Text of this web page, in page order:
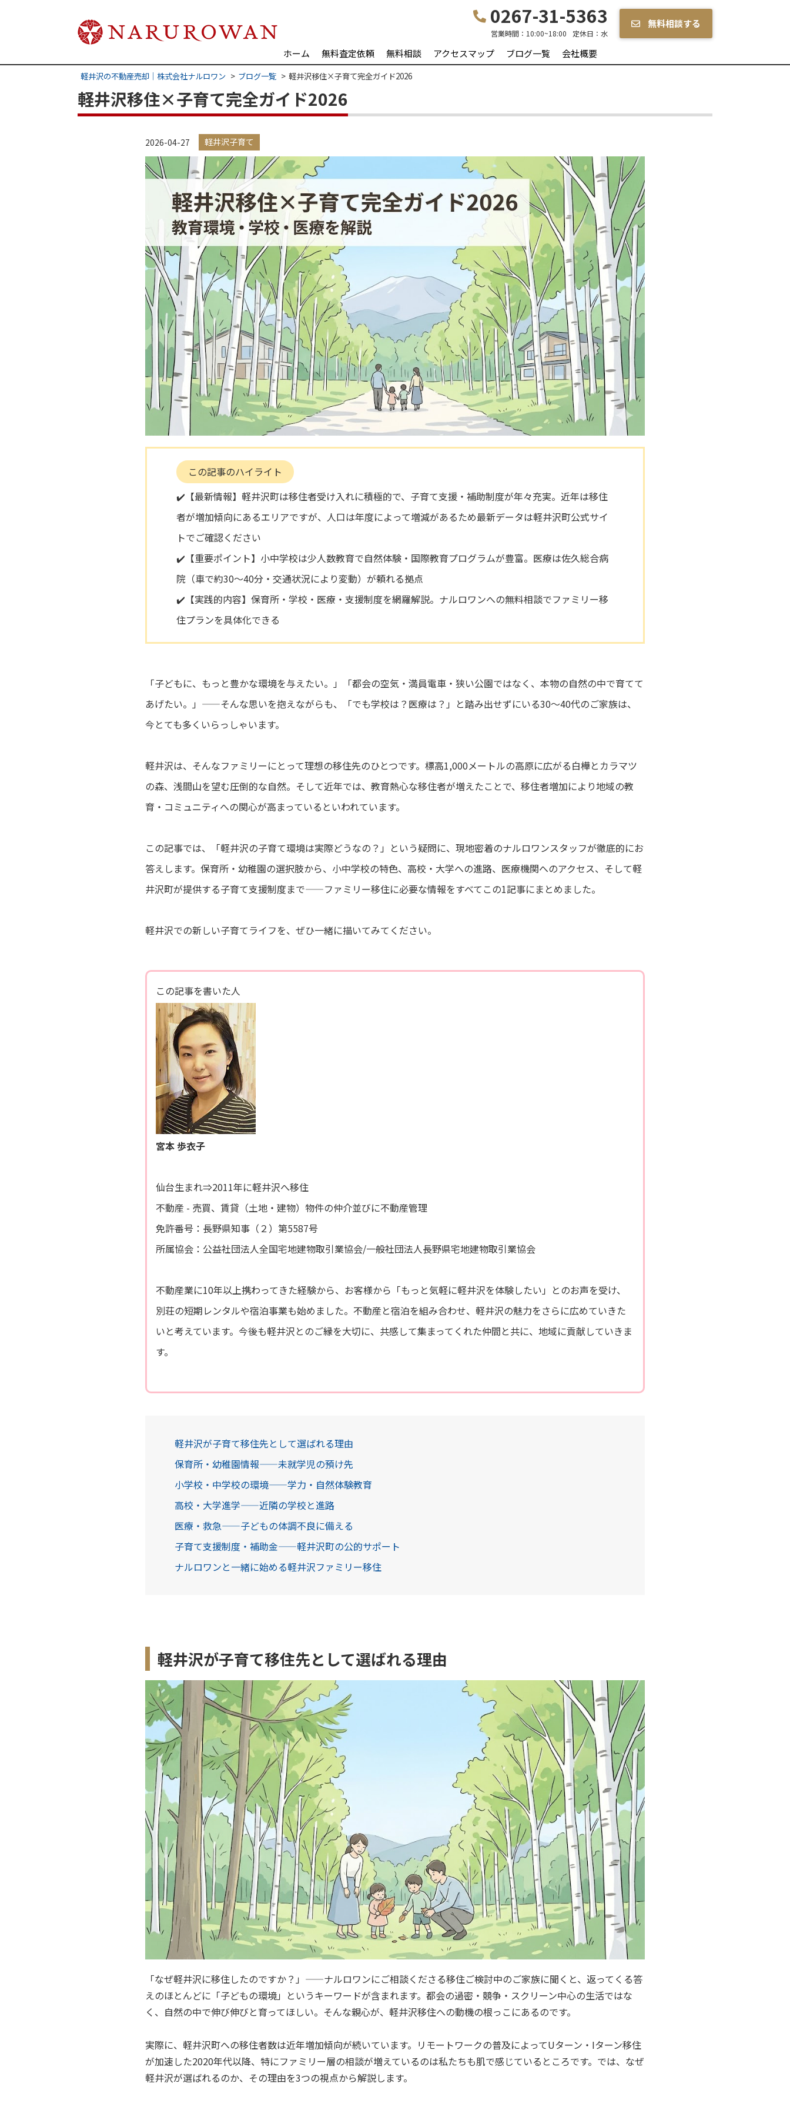
0267-31-5363
営業時間： 10:00~18:00 定休日： 水
無料相談する
ホーム 無料査定依頼 無料相談 アクセスマップ ブログ一覧 会社概要
軽井沢の不動産売却｜株式会社ナルロワン ブログ一覧 軽井沢移住×子育て完全ガイド2026
軽井沢移住×子育て完全ガイド2026
2026-04-27 軽井沢子育て
この記事のハイライト
✔️【最新情報】軽井沢町は移住者受け入れに積極的で、子育て支援・補助制度が年々充実。近年は移住
者が増加傾向にあるエリアですが、人口は年度によって増減があるため最新データは軽井沢町公式サイ
トでご確認ください
✔️【重要ポイント】小中学校は少人数教育で自然体験・国際教育プログラムが豊富。医療は佐久総合病
院（車で約30〜40分・交通状況により変動）が頼れる拠点
✔️【実践的内容】保育所・学校・医療・支援制度を網羅解説。ナルロワンへの無料相談でファミリー移
住プランを具体化できる
「子どもに、もっと豊かな環境を与えたい。」「都会の空気・満員電車・狭い公園ではなく、本物の自然の中で育てて
あげたい。」——そんな思いを抱えながらも、「でも学校は？医療は？」と踏み出せずにいる30〜40代のご家族は、
今とても多くいらっしゃいます。
軽井沢は、そんなファミリーにとって理想の移住先のひとつです。標高1,000メートルの高原に広がる白樺とカラマツ
の森、浅間山を望む圧倒的な自然。そして近年では、教育熱心な移住者が増えたことで、移住者増加により地域の教
育・コミュニティへの関心が高まっているといわれています。
この記事では、「軽井沢の子育て環境は実際どうなの？」という疑問に、現地密着のナルロワンスタッフが徹底的にお
答えします。保育所・幼稚園の選択肢から、小中学校の特色、高校・大学への進路、医療機関へのアクセス、そして軽
井沢町が提供する子育て支援制度まで——ファミリー移住に必要な情報をすべてこの1記事にまとめました。
軽井沢での新しい子育てライフを、ぜひ一緒に描いてみてください。
この記事を書いた人
宮本 歩衣子
仙台生まれ⇒2011年に軽井沢へ移住
不動産 - 売買、賃貸（土地・建物）物件の仲介並びに不動産管理
免許番号：長野県知事（２）第5587号
所属協会：公益社団法人全国宅地建物取引業協会/一般社団法人長野県宅地建物取引業協会
不動産業に10年以上携わってきた経験から、お客様から「もっと気軽に軽井沢を体験したい」とのお声を受け、
別荘の短期レンタルや宿泊事業も始めました。不動産と宿泊を組み合わせ、軽井沢の魅力をさらに広めていきた
いと考えています。今後も軽井沢とのご縁を大切に、共感して集まってくれた仲間と共に、地域に貢献していきま
す。
軽井沢が子育て移住先として選ばれる理由
保育所・幼稚園情報——未就学児の預け先
小学校・中学校の環境——学力・自然体験教育
高校・大学進学——近隣の学校と進路
医療・救急——子どもの体調不良に備える
子育て支援制度・補助金——軽井沢町の公的サポート
ナルロワンと一緒に始める軽井沢ファミリー移住
軽井沢が子育て移住先として選ばれる理由
「なぜ軽井沢に移住したのですか？」——ナルロワンにご相談くださる移住ご検討中のご家族に聞くと、返ってくる答
えのほとんどに「子どもの環境」というキーワードが含まれます。都会の過密・競争・スクリーン中心の生活ではな
く、自然の中で伸び伸びと育ってほしい。そんな親心が、軽井沢移住への動機の根っこにあるのです。
実際に、軽井沢町への移住者数は近年増加傾向が続いています。リモートワークの普及によってUターン・Iターン移住
が加速した2020年代以降、特にファミリー層の相談が増えているのは私たちも肌で感じているところです。では、なぜ
軽井沢が選ばれるのか、その理由を3つの視点から解説します。